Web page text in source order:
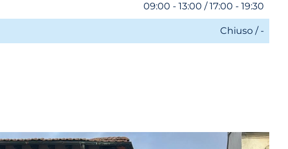
09:00 - 13:00 / 17:00 - 19:30
Chiuso / -